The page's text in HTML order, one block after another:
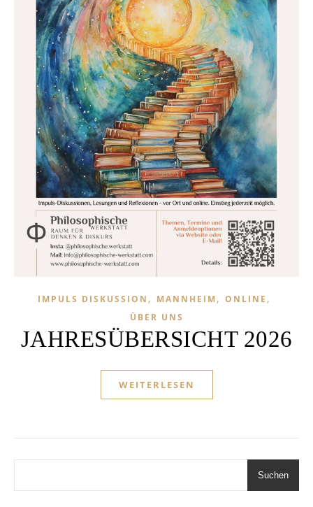
IMPULS DISKUSSION , MANNHEIM, ONLINE ,
ÜBER UNS
JAHRESÜBERSICHT 2026
WEITERLESEN
Suchen